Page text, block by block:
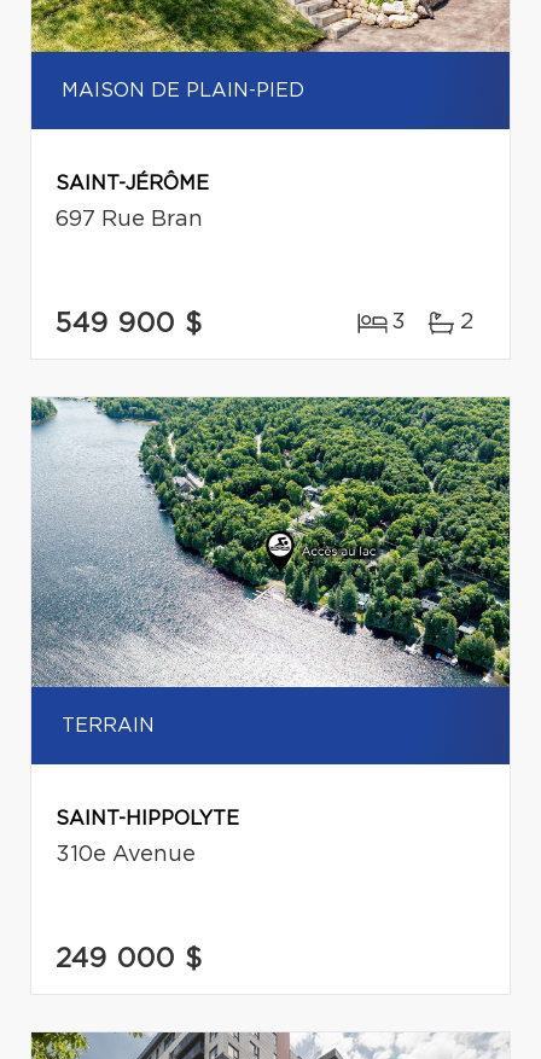
MAISON DE PLAIN-PIED
SAINT-JÉRÔME
697 Rue Bran
549 900 $ 3 2
TERRAIN
SAINT-HIPPOLYTE
310e Avenue
249 000 $